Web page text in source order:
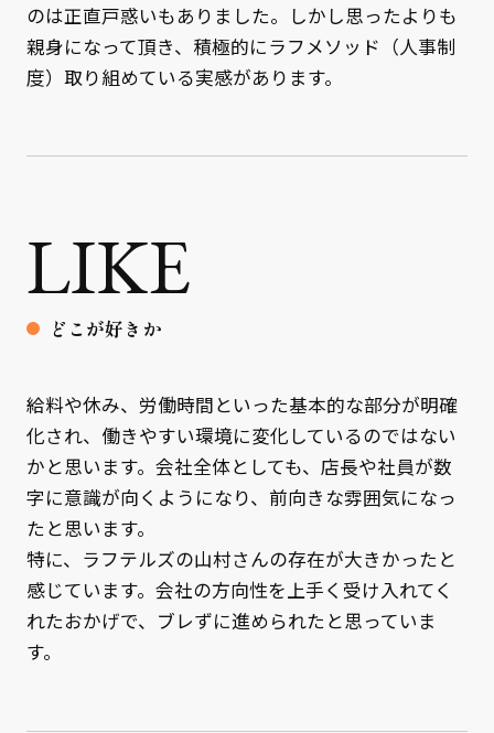
のは正直戸惑いもありました。しかし思ったよりも
親身になって頂き、積極的にラフメソッド（人事制
度）取り組めている実感があります。
LIKE
どこが好きか
給料や休み、労働時間といった基本的な部分が明確
化され、働きやすい環境に変化しているのではない
かと思います。会社全体としても、店長や社員が数
字に意識が向くようになり、前向きな雰囲気になっ
たと思います。
特に、ラフテルズの山村さんの存在が大きかったと
感じています。会社の方向性を上手く受け入れてく
れたおかげで、ブレずに進められたと思っていま
す。